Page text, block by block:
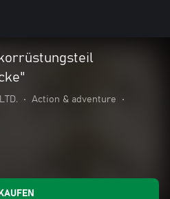
• Action & adventure
•
KAUFEN